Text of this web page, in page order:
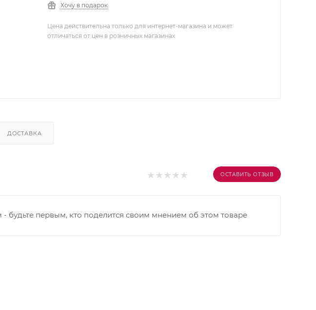
Хочу в подарок
Цена действительна только для интернет-магазина и может
отличаться от цен в розничных магазинах
ДОСТАВКА
ОСТАВИТЬ ОТЗЫВ
будьте первым, кто поделится своим мнением об этом товаре